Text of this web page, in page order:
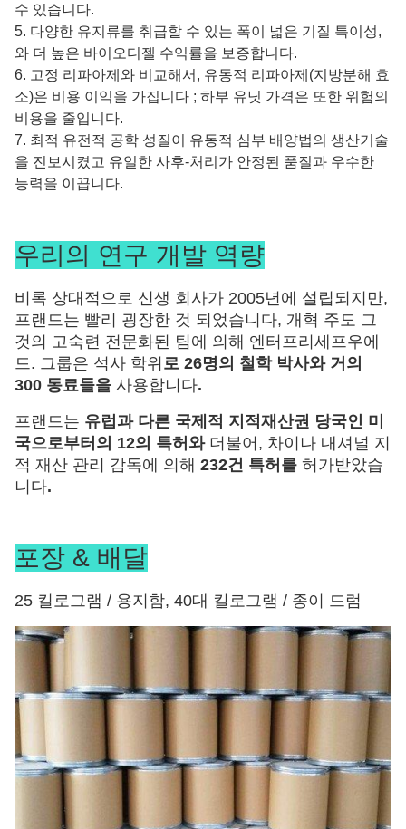
수 있습니다.
5. 다양한 유지류를 취급할 수 있는 폭이 넓은 기질 특이성,
와 더 높은 바이오디젤 수익률을 보증합니다.
6. 고정 리파아제와 비교해서, 유동적 리파아제(지방분해 효
소)은 비용 이익을 가집니다 ; 하부 유닛 가격은 또한 위험의
비용을 줄입니다.
7. 최적 유전적 공학 성질이 유동적 심부 배양법의 생산기술
을 진보시켰고 유일한 사후-처리가 안정된 품질과 우수한
능력을 이끕니다.
우리의 연구 개발 역량
비록 상대적으로 신생 회사가 2005년에 설립되지만,
프랜드는 빨리 굉장한 것 되었습니다, 개혁 주도 그
것의 고숙련 전문화된 팀에 의해 엔터프리세프우에
드. 그룹은 석사 학위 로 26명의 철학 박사와 거의
300 동료들을 사용합니다.
프랜드는 유럽과 다른 국제적 지적재산권 당국인 미
국으로부터의 12의 특허와더불어, 차이나 내셔널 지
적 재산 관리 감독에 의해 232건 특허를 허가받았습
니다.
포장 & 배달
25 킬로그램 / 용지함, 40대 킬로그램 / 종이 드럼